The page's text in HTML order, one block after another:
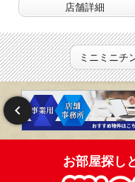
店舗詳細
ミニミニチ
お部屋探し